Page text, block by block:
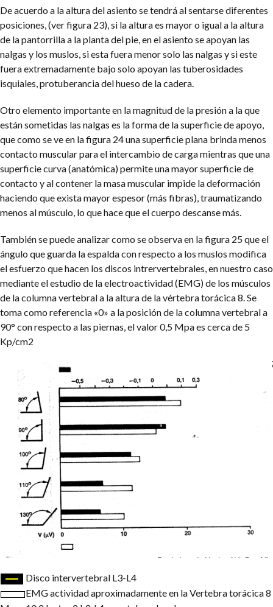
De acuerdo a la altura del asiento se tendrá al sentarse diferentes
posiciones, (ver figura 23), si la altura es mayor o igual a la altura
de la pantorrilla a la planta del pie, en el asiento se apoyan las
nalgas y los muslos, si esta fuera menor solo las nalgas y si este
fuera extremadamente bajo solo apoyan las tuberosidades
isquiales, protuberancia del hueso de la cadera.
Otro elemento importante en la magnitud de la presión a la que
están sometidas las nalgas es la forma de la superficie de apoyo,
que como se ve en la figura 24 una superficie plana brinda menos
contacto muscular para el intercambio de carga mientras que una
superficie curva (anatómica) permite una mayor superficie de
contacto y al contener la masa muscular impide la deformación
haciendo que exista mayor espesor (más fibras), traumatizando
menos al músculo, lo que hace que el cuerpo descanse más.
También se puede analizar como se observa en la figura 25 que el
ángulo que guarda la espalda con respecto a los muslos modifica
el esfuerzo que hacen los discos intrervertebrales, en nuestro caso
mediante el estudio de la electroactividad (EMG) de los músculos
de la columna vertebral a la altura de la vértebra torácica 8. Se
toma como referencia «0» a la posición de la columna vertebral a
90° con respecto a las piernas, el valor 0,5 Mpa es cerca de 5
Kp/cm2
Disco intervertebral L3-L4
EMG actividad aproximadamente en la Vertebra torácica 8